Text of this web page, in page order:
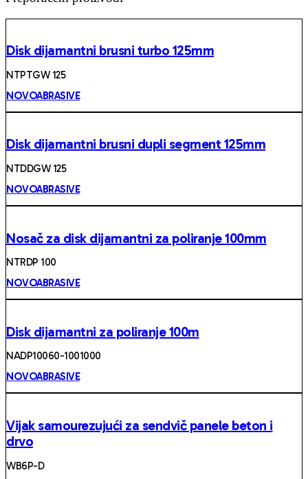
Disk dijamantni brusni turbo 125mm
NTPTGW 125
NOVOABRASIVE
Disk dijamantni brusni dupli segment 125mm
NTDDGW 125
NOVOABRASIVE
Nosač za disk dijamantni za poliranje 100mm
NTRDP 100
NOVOABRASIVE
Disk dijamantni za poliranje 100m
NADP10060-1001000
NOVOABRASIVE
Vijak samourezujući za sendvič panele beton i
drvo
WB6P-D